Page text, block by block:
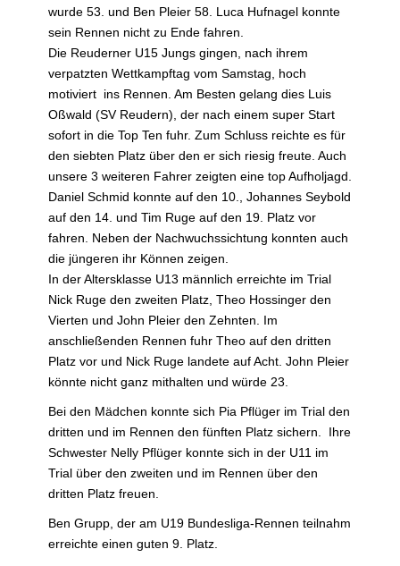
wurde 53. und Ben Pleier 58. Luca Hufnagel konnte
sein Rennen nicht zu Ende fahren.
Die Reuderner U15 Jungs gingen, nach ihrem
verpatzten Wettkampftag vom Samstag, hoch
motiviert ins Rennen. Am Besten gelang dies Luis
Oßwald (SV Reudern), der nach einem super Start
sofort in die Top Ten fuhr. Zum Schluss reichte es für
den siebten Platz über den er sich riesig freute. Auch
unsere 3 weiteren Fahrer zeigten eine top Aufholjagd.
Daniel Schmid konnte auf den 10., Johannes Seybold
auf den 14. und Tim Ruge auf den 19. Platz vor
fahren. Neben der Nachwuchssichtung konnten auch
die jüngeren ihr Können zeigen.
In der Altersklasse U13 männlich erreichte im Trial
Nick Ruge den zweiten Platz, Theo Hossinger den
Vierten und John Pleier den Zehnten. Im
anschließenden Rennen fuhr Theo auf den dritten
Platz vor und Nick Ruge landete auf Acht. John Pleier
könnte nicht ganz mithalten und würde 23.
Bei den Mädchen konnte sich Pia Pflüger im Trial den
dritten und im Rennen den fünften Platz sichern. Ihre
Schwester Nelly Pflüger konnte sich in der U11 im
Trial über den zweiten und im Rennen über den
dritten Platz freuen.
Ben Grupp, der am U19 Bundesliga-Rennen teilnahm
erreichte einen guten 9. Platz.